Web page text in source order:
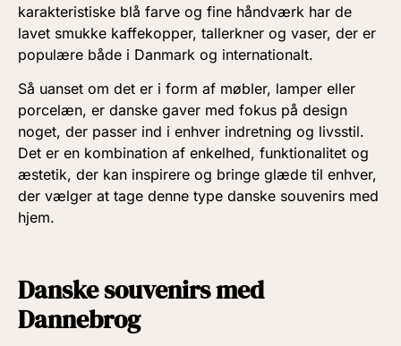
karakteristiske blå farve og fine håndværk har de
lavet smukke kaffekopper, tallerkner og vaser, der er
populære både i Danmark og internationalt.
Så uanset om det er i form af møbler, lamper eller
porcelæn, er danske gaver med fokus på design
noget, der passer ind i enhver indretning og livsstil.
Det er en kombination af enkelhed, funktionalitet og
æstetik, der kan inspirere og bringe glæde til enhver,
der vælger at tage denne type danske souvenirs med
hjem.
Danske souvenirs med
Dannebrog